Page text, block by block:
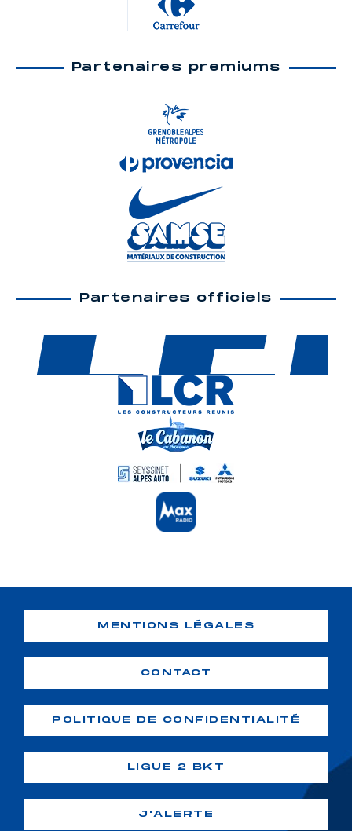
Partenaires premiums
Partenaires officiels
MENTIONS LÉGALES
CONTACT
POLITIQUE DE CONFIDENTIALITÉ
LIGUE 2 BKT
J'ALERTE